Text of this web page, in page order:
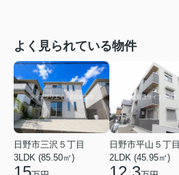
よく見られている物件
日野市三沢５丁目
3LDK (85.50㎡)
日野市平山５丁目
2LDK (45.95㎡)